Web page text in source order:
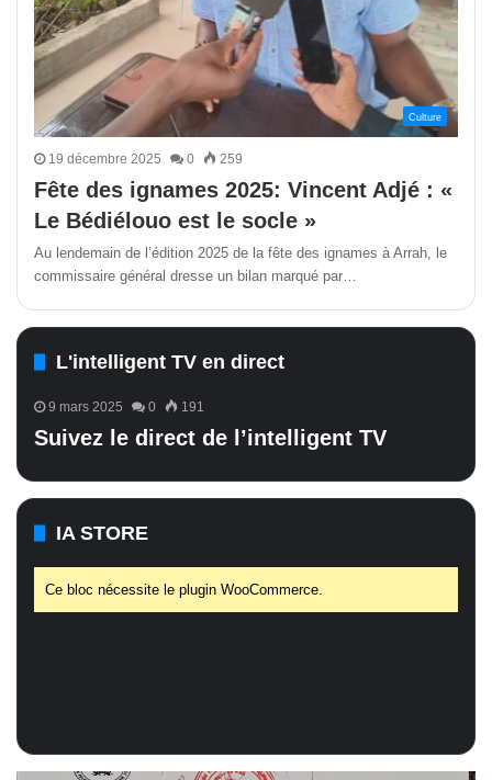
Culture
19 décembre 2025 0 259
Fête des ignames 2025: Vincent Adjé : «
Le Bédiélouo est le socle »
Au lendemain de l’édition 2025 de la fête des ignames à Arrah, le
commissaire général dresse un bilan marqué par…
L'intelligent TV en direct
9 mars 2025 0 191
Suivez le direct de l’intelligent TV
IA STORE
Ce bloc nécessite le plugin WooCommerce.